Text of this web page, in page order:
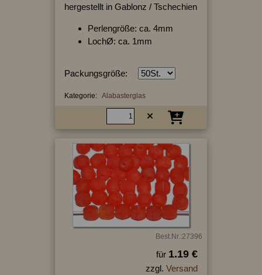
hergestellt in Gablonz / Tschechien
Perlengröße: ca. 4mm
LochØ: ca. 1mm
Packungsgröße:
Kategorie: Alabasterglas
Best.Nr.:27396
für 1.19 €
zzgl. Versand